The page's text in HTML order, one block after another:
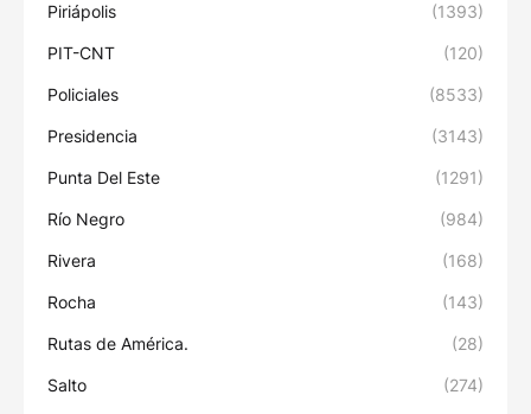
Piriápolis (1393)
PIT-CNT (120)
Policiales (8533)
Presidencia (3143)
Punta Del Este (1291)
Río Negro (984)
Rivera (168)
Rocha (143)
Rutas de América. (28)
Salto (274)